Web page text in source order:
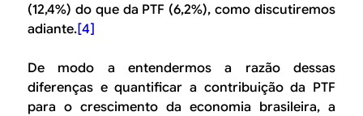
(12,4%) do que da PTF (6,2%), como discutiremos
adiante.[4]
De modo a entendermos a razão dessas
diferenças e quantificar a contribuição da PTF
para o crescimento da economia brasileira, a